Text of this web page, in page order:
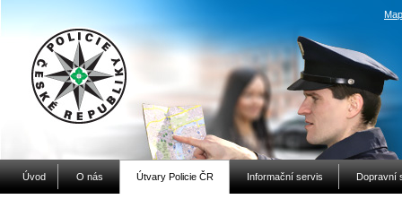
Úvod O nás Útvary Policie ČR Informační servis Dopravní